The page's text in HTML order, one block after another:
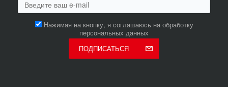
Нажимая на кнопку, я соглашаюсь на обработку
персональных данных
ПОДПИСАТЬСЯ